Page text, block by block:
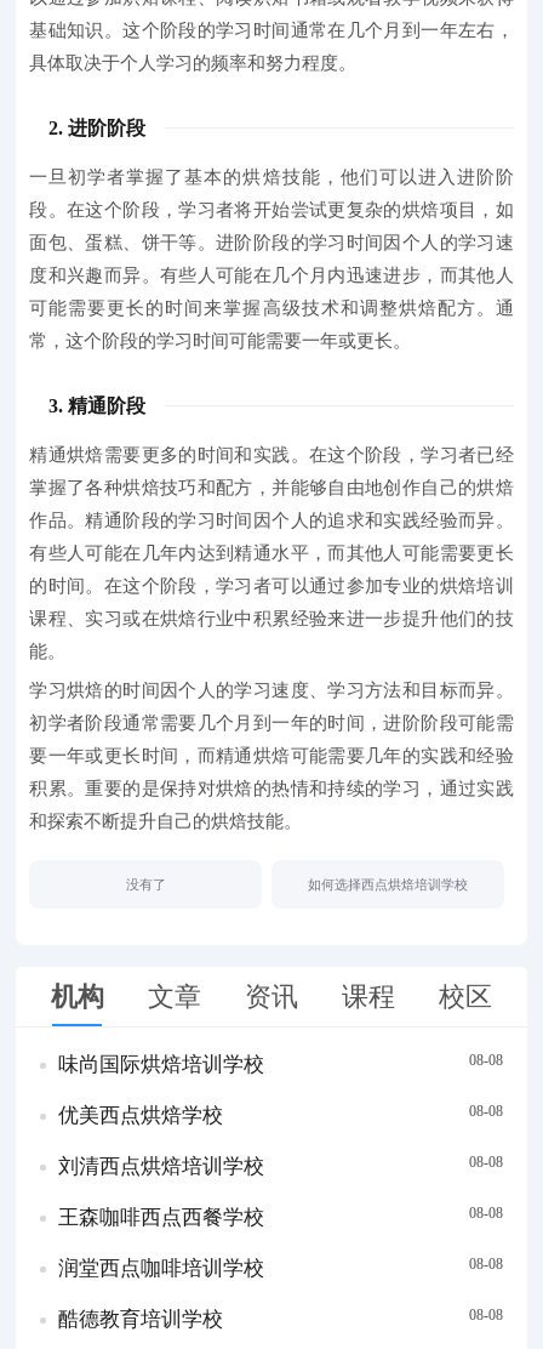
基础知识。这个阶段的学习时间通常在几个月到一年左右 ，
具体取决于个人学习的频率和努力程度。
2. 进阶阶段
一旦初学者掌握了基本的烘焙技能，他们可以进入进阶阶
段。在这个阶段，学习者将开始尝试更复杂的烘焙项目，如
面包、蛋糕、饼干等。进阶阶段的学习时间因个人的学习速
度和兴趣而异。有些人可能在几个月内迅速进步，而其他人
可能需要更长的时间来掌握高级技术和调整烘焙配方。通
常，这个阶段的学习时间可能需要一年或更长。
3. 精通阶段
精通烘焙需要更多的时间和实践。 在这个阶段，学习者已经
掌握了各种烘焙技巧和配方，并能够自由地创作自己的烘焙
作品。精通阶段的学习时间因个人的追求和实践经验而异。
有些人可能在几年内达到精通水平，而其他人可能需要更长
的时间。在这个阶段，学习者可以通过参加专业的烘焙培训
课程、实习或在烘焙行业中积累经验来进一步提升他们的技
能。
学习烘焙的时间因个人的学习速度、学习方法和目标而异。
初学者阶段通常需要几个月到一年的时间，进阶阶段可能需
要一年或更长时间，而精通烘焙可能需要几年的实践和经验
积累。重要的是保持对烘焙的热情和持续的学习，通过实践
和探索不断提升自己的烘焙技能。
没有了 如何选择西点烘焙培训学校
机构 文章 资讯 课程 校区
味尚国际烘焙培训学校 08-08
优美西点烘焙学校 08-08
刘清西点烘焙培训学校 08-08
王森咖啡西点西餐学校 08-08
润堂西点咖啡培训学校 08-08
酷德教育培训学校 08-08